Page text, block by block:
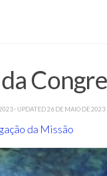
· UPDATED26 DE MAIO DE 2023
da Missão